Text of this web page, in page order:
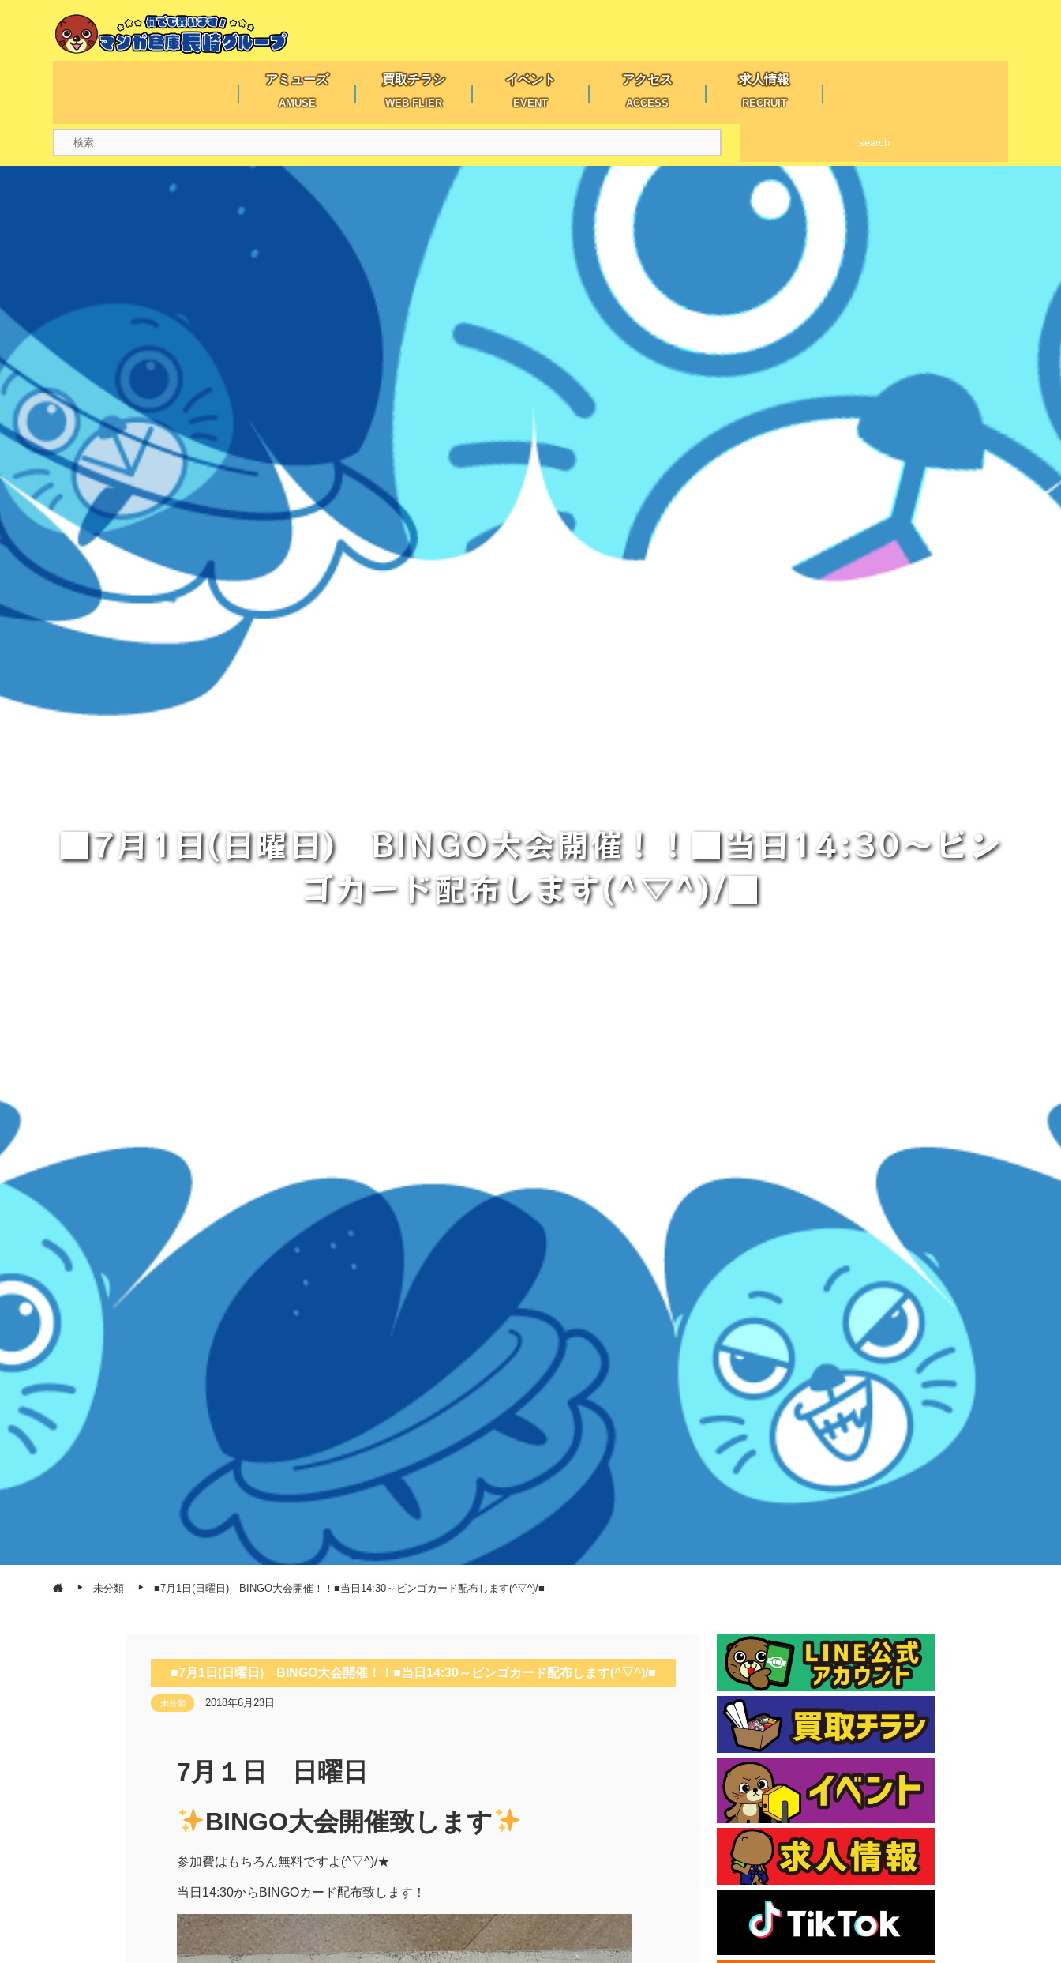
アミューズ
AMUSE
買取チラシ
WEB FLIER
イベント
EVENT
アクセス
ACCESS
求人情報
RECRUIT
search
■7月1日(日曜日) BINGO大会開催！！■当日14:30～ビン
ゴカード配布します(^▽^)/■
未分類 ■7月1日(日曜日) BINGO大会開催！！■当日14:30～ビンゴカード配布します(^▽^)/■
■7月1日(日曜日) BINGO大会開催！！■当日14:30～ビンゴカード配布します(^▽^)/■
未分類 2018年6月23日
7月１日 日曜日
BINGO大会開催致します
参加費はもちろん無料ですよ(^▽^)/★
当日14:30からBINGOカード配布致します！